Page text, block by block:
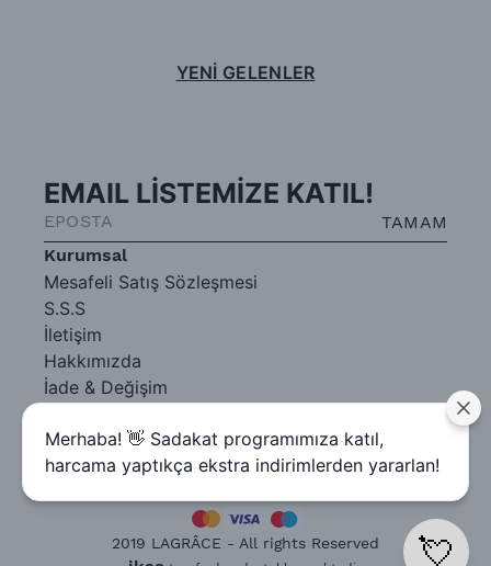
YENİ GELENLER
Kurumsal
Mesafeli Satış Sözleşmesi
S.S.S
İletişim
Hakkımızda
İade & Değişim
EMAIL LİSTEMİZE KATIL!
TAMAM
2019 LAGRÂCE - All rights Reserved
Merhaba! 👋 Sadakat programımıza katıl,
harcama yaptıkça ekstra indirimlerden yararlan!
💘